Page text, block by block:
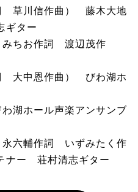
草川信作曲） 藤木大地
ギター
みちお作詞 渡辺茂作
大中恩作曲） びわ湖ホ
湖ホール声楽アンサンブ
永六輔作詞 いずみたく作
ナー 荘村清志ギター